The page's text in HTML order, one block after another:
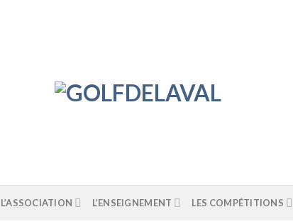
L’ASSOCIATION L’ENSEIGNEMENT LES COMPÉTITIONS